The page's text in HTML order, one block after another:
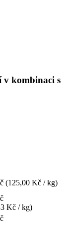
v kombinaci s
(125,00 Kč / kg)
Kč / kg)